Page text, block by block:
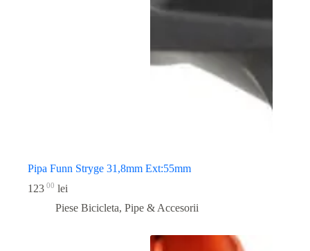
Pipa Funn Stryge 31,8mm Ext:55mm
123 00 lei
Piese Bicicleta, Pipe & Accesorii